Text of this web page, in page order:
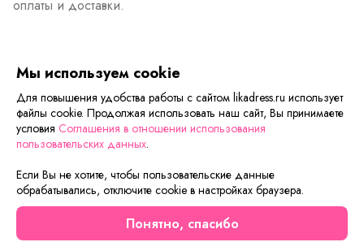
оплаты и доставки.
Описание товараХарактеристики товара
Сейчас на сайте смотрят
Новинка Новинка
Мы используем cookie
Для повышения удобства работы с сайтом likadress.ru использует
файлы cookie. Продолжая использовать наш сайт, Вы принимаете
условия Соглашения в отношении использования
пользовательских данных.
Если Вы не хотите, чтобы пользовательские данные
обрабатывались, отключите cookie в настройках браузера.
Понятно, спасибо